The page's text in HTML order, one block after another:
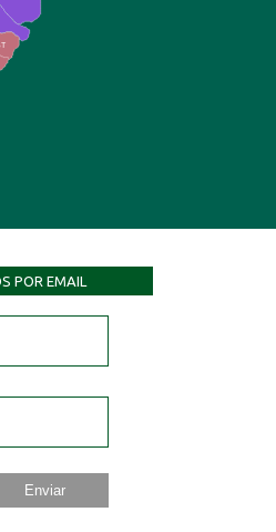
POR EMAIL